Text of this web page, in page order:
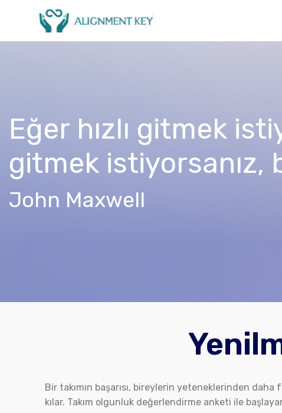
Eğer hızlı gitmek
gitmek istiyorsanız,
John Maxwell
Bir takımın başarısı, bireylerin yeteneklerinden
kılar. Takım olgunluk değerlendirme anketi ile